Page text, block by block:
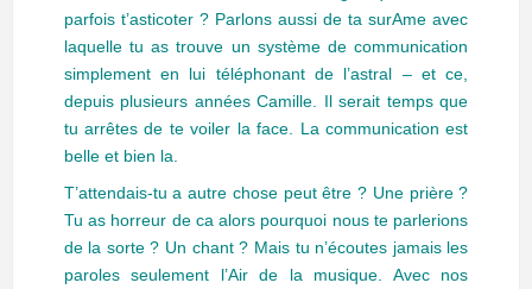
parfois t’asticoter ? Parlons aussi de ta surAme avec
laquelle tu as trouve un système de communication
simplement en lui téléphonant de l’astral – et ce,
depuis plusieurs années Camille. Il serait temps que
tu arrêtes de te voiler la face. La communication est
belle et bien la.
T’attendais-tu a autre chose peut être ? Une prière ?
Tu as horreur de ca alors pourquoi nous te parlerions
de la sorte ? Un chant ? Mais tu n’écoutes jamais les
paroles seulement l’Air de la musique. Avec nos